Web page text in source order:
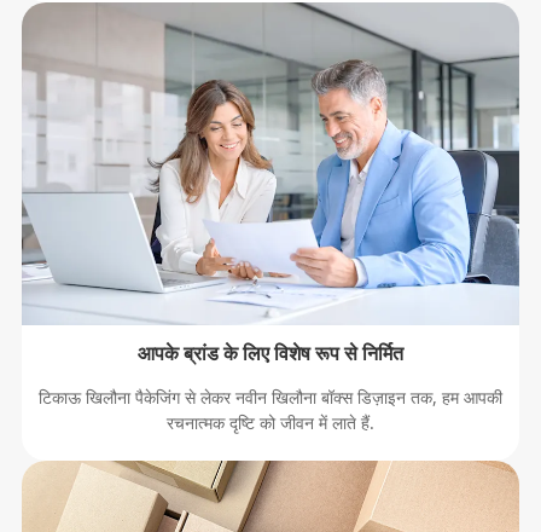
आपके ब्रांड के लिए विशेष रूप से निर्मित
टिकाऊ खिलौना पैकेजिंग से लेकर नवीन खिलौना बॉक्स डिज़ाइन तक, हम आपकी
रचनात्मक दृष्टि को जीवन में लाते हैं.